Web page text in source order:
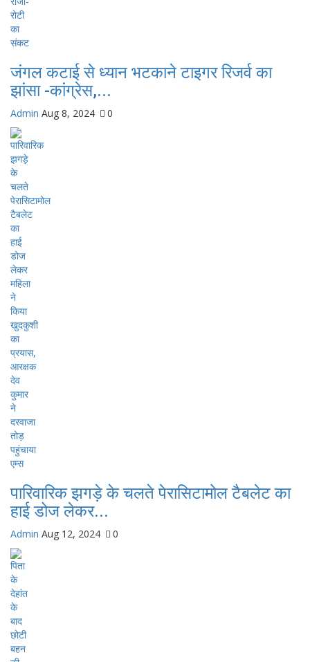
जंगल कटाई से ध्यान भटकाने टाइगर रिजर्व का
झांसा -कांग्रेस,...
Admin Aug 8, 2024 0
पारिवारिक झगड़े के चलते पेरासिटामोल टैबलेट का
हाई डोज लेकर...
Admin Aug 12, 2024 0